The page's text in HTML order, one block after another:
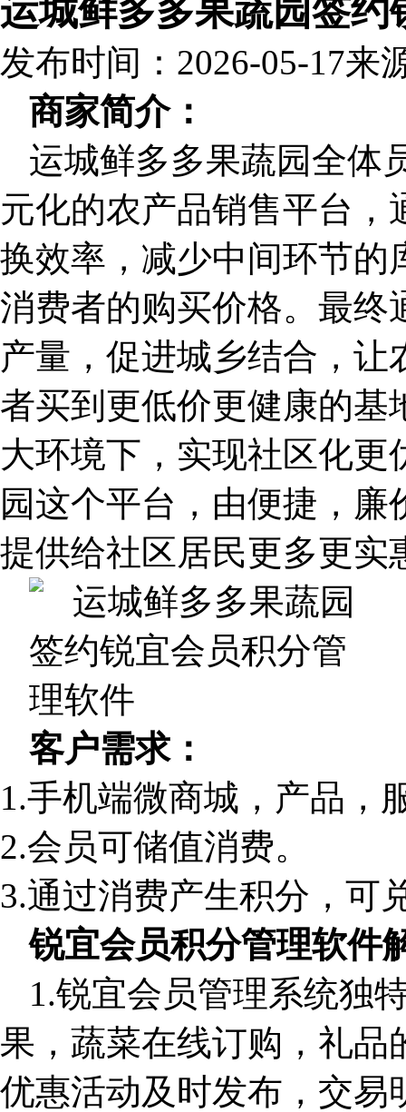
运城鲜多多果蔬园签
发布时间：2026-05-17来
商家简介：
运城鲜多多果蔬园全体
元化的农产品销售平台，
换效率，减少中间环节的
消费者的购买价格。最终
产量，促进城乡结合，让
者买到更低价更健康的基
大环境下，实现社区化
园这个平台，由便捷，
提供给社区居民更多更实
客户需求：
1.手机端微商城，产品，
2.会员可储值消费。
3.通过消费产生积分，可
锐宜会员积分管理软件
1.锐宜会员管理系统独
果，蔬菜在线订购，礼品
优惠活动及时发布，交易